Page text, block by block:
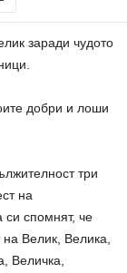
заради чудото
добри и лоши
три
на
спомнят, че
Велик, Велика,
Величка,